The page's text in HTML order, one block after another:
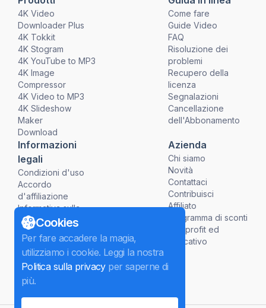
4K Video
Downloader Plus
4K Tokkit
4K Stogram
4K YouTube to MP3
4K Image
Compressor
4K Video to MP3
4K Slideshow
Maker
Download
Come fare
Guide Video
FAQ
Risoluzione dei
problemi
Recupero della
licenza
Segnalazioni
Cancellazione
dell'Abbonamento
Informazioni
legali
Condizioni d'uso
Accordo
d'affiliazione
Informativa sulla
Privacy
Politiche di
Rimborso
Azienda
Chi siamo
Novità
Contattaci
Contribuisci
Affiliato
Programma di sconti
non profit ed
educativo
Cookies
Per fare accadere la magia,
utilizziamo i cookie. Leggi la nostra
Politica sulla privacyper saperne di
più.